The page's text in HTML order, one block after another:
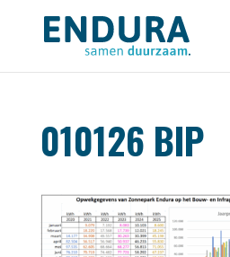
010126 BIP